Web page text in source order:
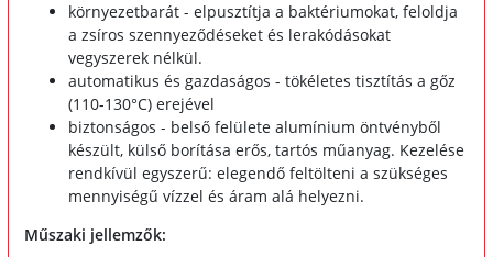
környezetbarát - elpusztítja a baktériumokat, feloldja
a zsíros szennyeződéseket és lerakódásokat
vegyszerek nélkül.
automatikus és gazdaságos - tökéletes tisztítás a gőz
(110-130°C) erejével
biztonságos - belső felülete alumínium öntvényből
készült, külső borítása erős, tartós műanyag. Kezelése
rendkívül egyszerű: elegendő feltölteni a szükséges
mennyiségű vízzel és áram alá helyezni.
Műszaki jellemzők: